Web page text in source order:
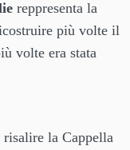
reppresenta la
più volte il
volte era stata
la Cappella